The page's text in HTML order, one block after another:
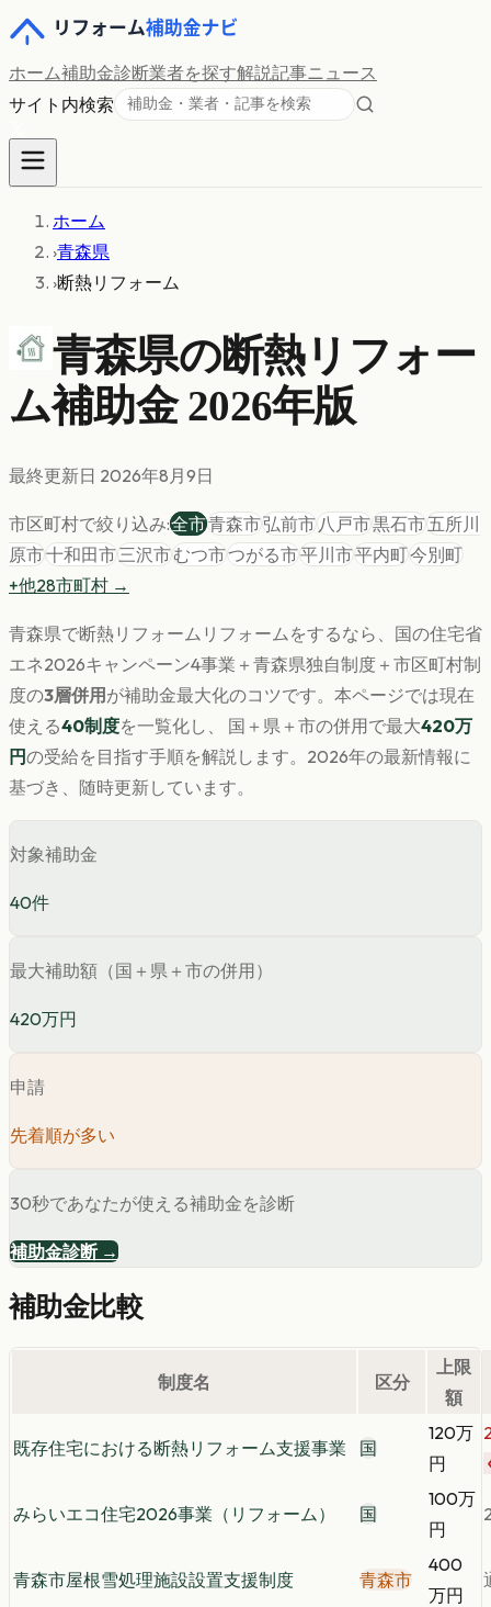
ホーム補助金診断業者を探す解説記事ニュース
サイト内検索
ホーム
›青森県
›断熱リフォーム
青森県の断熱リフォー
ム補助金 2026年版
最終更新日 2026年8月9日
市区町村で絞り込み:全市青森市弘前市八戸市黒石市五所川
原市十和田市三沢市むつ市つがる市平川市平内町今別町
+他28市町村 →
青森県で断熱リフォーム リフォームをするなら、国の住宅省
エネ2026キャンペーン4事業＋ 青森県独自制度＋市区町村制
度の3層併用 が補助金最大化のコツです。 本ページでは現在
使える40制度を一覧化し、 国＋県＋市の併用で最大420万
円の受給を目指す手順を解説します。 2026年の最新情報に
基づき、随時更新しています。
対象補助金
40件
最大補助額（国＋県＋市の併用）
420万円
申請
先着順が多い
30秒であなたが使える補助金を診断
補助金診断 →
補助金比較
制度名 区分
上限
額
既存住宅における断熱リフォーム支援事業 国
120万
円
みらいエコ住宅2026事業（リフォーム） 国
100万
円
青森市屋根雪処理施設設置支援制度 青森市
400
万円